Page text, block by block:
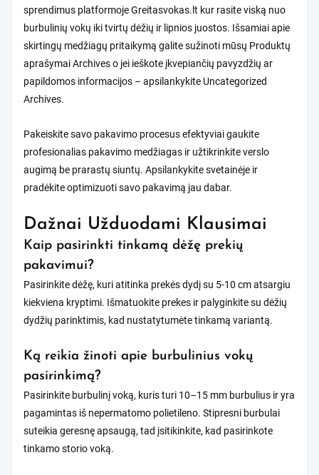
sprendimus platformojeGreitasvokas.lt kur rasite viską nuo
burbulinių vokų iki tvirtų dėžių ir lipnios juostos. Išsamiai apie
skirtingų medžiagų pritaikymą galite sužinoti mūsų Produktų
aprašymai Archiveso jei ieškote įkvepiančių pavyzdžių ar
papildomos informacijos – apsilankykite Uncategorized
Archives.
Pakeiskite savo pakavimo procesus efektyviai gaukite
profesionalias pakavimo medžiagas ir užtikrinkite verslo
augimą be prarastų siuntų. Apsilankykite svetainėje ir
pradėkite optimizuoti savo pakavimą jau dabar.
Dažnai Užduodami Klausimai
Kaip pasirinkti tinkamą dėžę prekių
pakavimui?
Pasirinkite dėžę, kuri atitinka prekės dydį su 5-10 cm atsargiu
kiekviena kryptimi. Išmatuokite prekes ir palyginkite su dėžių
dydžių parinktimis, kad nustatytumėte tinkamą variantą.
Ką reikia žinoti apie burbulinius vokų
pasirinkimą?
Pasirinkite burbulinį voką, kuris turi 10–15 mm burbulius ir yra
pagamintas iš nepermatomo polietileno. Stipresni burbulai
suteikia geresnę apsaugą, tad įsitikinkite, kad pasirinkote
tinkamo storio voką.